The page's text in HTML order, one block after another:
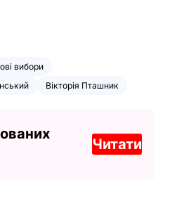
вибори
Вікторія Пташник
Читати